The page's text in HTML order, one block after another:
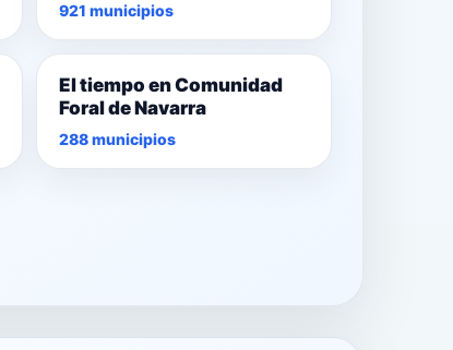
921 municipios
El tiempo en Comunidad
Foral de Navarra
288 municipios